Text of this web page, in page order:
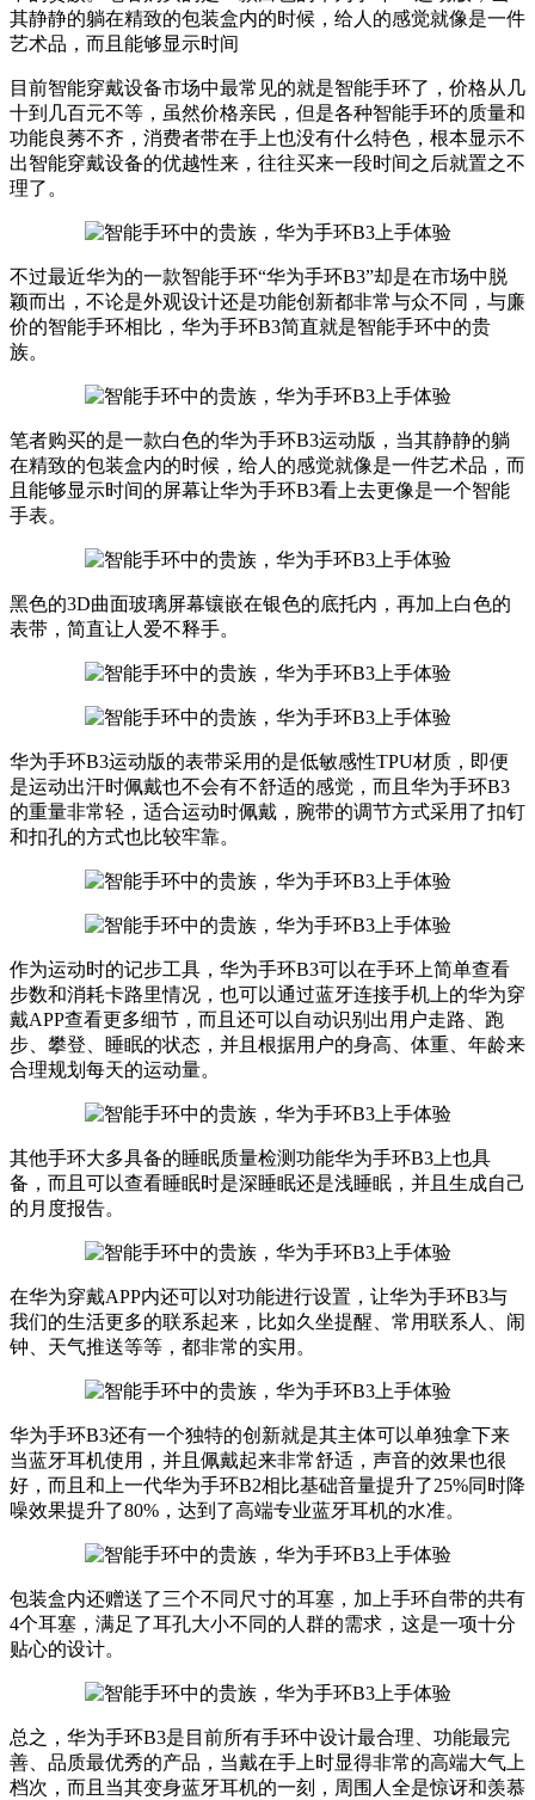
其静静的躺在精致的包装盒内的时候，给人的感觉就像是一件
艺术品，而且能够显示时间
目前智能穿戴设备市场中最常见的就是智能手环了，价格从几
十到几百元不等，虽然价格亲民，但是各种智能手环的质量和
功能良莠不齐，消费者带在手上也没有什么特色，根本显示不
出智能穿戴设备的优越性来，往往买来一段时间之后就置之不
理了。
不过最近华为的一款智能手环“华为手环B3”却是在市场中脱
颖而出，不论是外观设计还是功能创新都非常与众不同，与廉
价的智能手环相比，华为手环B3简直就是智能手环中的贵
族。
笔者购买的是一款白色的华为手环B3运动版，当其静静的躺
在精致的包装盒内的时候，给人的感觉就像是一件艺术品，而
且能够显示时间的屏幕让华为手环B3看上去更像是一个智能
手表。
黑色的3D曲面玻璃屏幕镶嵌在银色的底托内，再加上白色的
表带，简直让人爱不释手。
华为手环B3运动版的表带采用的是低敏感性TPU材质，即便
是运动出汗时佩戴也不会有不舒适的感觉，而且华为手环B3
的重量非常轻，适合运动时佩戴，腕带的调节方式采用了扣钉
和扣孔的方式也比较牢靠。
作为运动时的记步工具，华为手环B3可以在手环上简单查看
步数和消耗卡路里情况，也可以通过蓝牙连接手机上的华为穿
戴APP查看更多细节，而且还可以自动识别出用户走路、跑
步、攀登、睡眠的状态，并且根据用户的身高、体重、年龄来
合理规划每天的运动量。
其他手环大多具备的睡眠质量检测功能华为手环B3上也具
备，而且可以查看睡眠时是深睡眠还是浅睡眠，并且生成自己
的月度报告。
在华为穿戴APP内还可以对功能进行设置，让华为手环B3与
我们的生活更多的联系起来，比如久坐提醒、常用联系人、闹
钟、天气推送等等，都非常的实用。
华为手环B3还有一个独特的创新就是其主体可以单独拿下来
当蓝牙耳机使用，并且佩戴起来非常舒适，声音的效果也很
好，而且和上一代华为手环B2相比基础音量提升了25%同时降
噪效果提升了80%，达到了高端专业蓝牙耳机的水准。
包装盒内还赠送了三个不同尺寸的耳塞，加上手环自带的共有
4个耳塞，满足了耳孔大小不同的人群的需求，这是一项十分
贴心的设计。
总之，华为手环B3是目前所有手环中设计最合理、功能最完
善、品质最优秀的产品，当戴在手上时显得非常的高端大气上
档次，而且当其变身蓝牙耳机的一刻，周围人全是惊讶和羡慕